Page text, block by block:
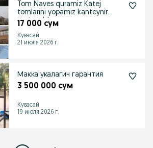
Tom Naves quramiz Katej
tomlarini yopamiz kanteynir
materialdan
17 000 сум
Кувасай
21 июля 2026 г.
Макка укалагич гарантия
3 500 000 сум
Кувасай
19 июля 2026 г.